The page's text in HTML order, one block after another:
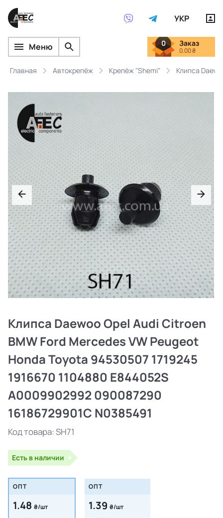
УКР
Меню 0 Заказ
0.00 ₴
Главная Автокрепёж Крепёж "Shemi" Клипса
Клипса Daewoo Opel Audi Citroen
BMW Ford Mercedes VW Peugeot
Honda Toyota 94530507 1719245
1916670 1104880 E844052S
A0009902992 090087290
16186729901С N0385491
Код товара:SH71
Есть в наличии
ОПТ
1.48 ₴/шт
ОПТ
1.39 ₴/шт